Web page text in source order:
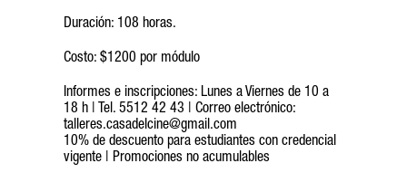
Duración: 108 horas.
Costo: $1200 por módulo
Informes e inscripciones: Lunes a Viernes de 10 a
18 h | Tel. 5512 42 43 | Correo electrónico:
talleres.casadelcine@gmail.com
10% de descuento para estudiantes con credencial
vigente | Promociones no acumulables